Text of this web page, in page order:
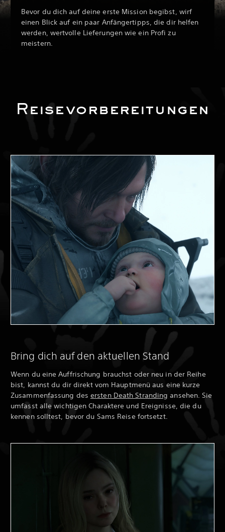
Bevor du dich auf deine erste Mission begibst, wirf
einen Blick auf ein paar Anfängertipps, die dir helfen
werden, wertvolle Lieferungen wie ein Profi zu
meistern.
Reisevorbereitungen
Bring dich auf den aktuellen Stand
Wenn du eine Auffrischung brauchst oder neu in der Reihe
bist, kannst du dir direkt vom Hauptmenü aus eine kurze
Zusammenfassung desersten Death Stranding ansehen. Sie
umfasst alle wichtigen Charaktere und Ereignisse, die du
kennen solltest, bevor du Sams Reise fortsetzt.